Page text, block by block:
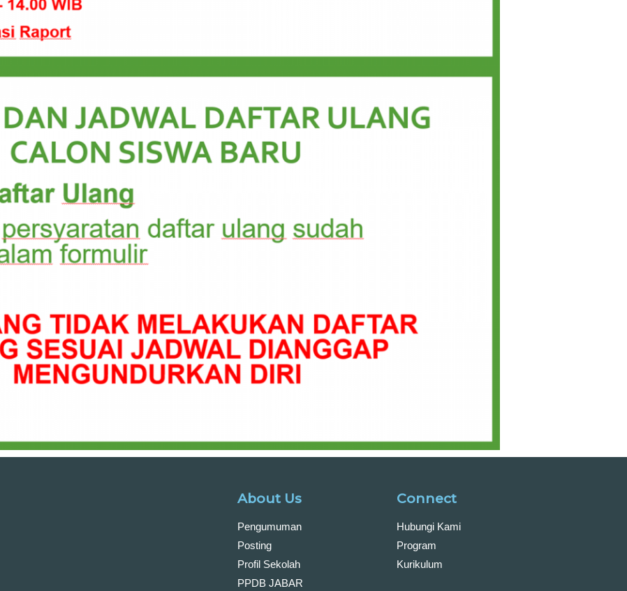
About Us
Pengumuman
Posting
Profil Sekolah
PPDB JABAR
Connect
Hubungi Kami
Program
Kurikulum